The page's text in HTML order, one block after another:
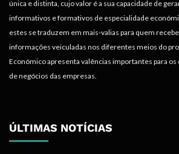
única e distinta, cujo valor é a sua capacidade de
informativos e formativos de especialidade
estes se traduzem em mais-valias para quem
informações veiculadas nos diferentes meios do
Económico apresenta valências importantes para
de negócios das empresas.
ÚLTIMAS NOTÍCIAS